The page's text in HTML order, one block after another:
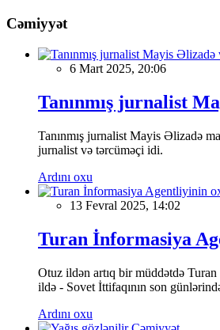
Cəmiyyət
6 Mart 2025, 20:06
Tanınmış jurnalist
Tanınmış jurnalist Mayis Əlizadə
jurnalist və tərcüməçi idi.
Ardını oxu
13 Fevral 2025, 14:02
Turan İnformasiya
Otuz ildən artıq bir müddətdə
ildə - Sovet İttifaqının son
Ardını oxu